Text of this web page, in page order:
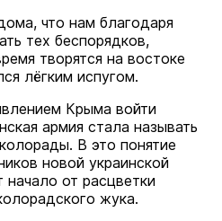
что нам благодаря
тех беспорядков,
творятся на востоке
лёгким испугом.
Крыма войти
армия стала называть
В это понятие
новой украинской
начало от расцветки
жука.